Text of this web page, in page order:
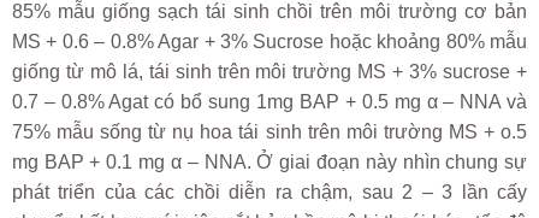
85% mẫu giống sạch tái sinh chồi trên môi trường cơ bản
MS + 0.6 – 0.8% Agar + 3% Sucrose hoặc khoảng 80% mẫu
giống từ mô lá, tái sinh trên môi trường MS + 3% sucrose +
0.7 – 0.8% Agat có bổ sung 1mg BAP + 0.5 mg α – NNA và
75% mẫu sống từ nụ hoa tái sinh trên môi trường MS + o.5
mg BAP + 0.1 mg α – NNA. Ở giai đoạn này nhìn chung sự
phát triển của các chồi diễn ra chậm, sau 2 – 3 lần cấy